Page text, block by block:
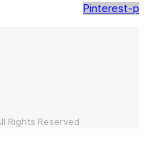
Pinterest-p
Rights Reserved